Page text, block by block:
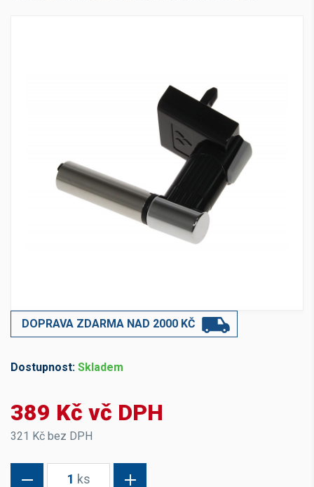
DOPRAVA ZDARMA NAD 2000 KČ
Dostupnost: Skladem
389 Kč vč DPH
321 Kč bez DPH
1 ks